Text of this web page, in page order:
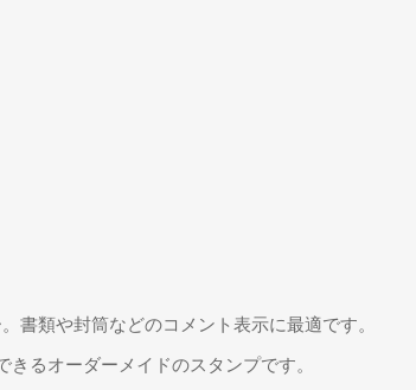
書類や封筒などのコメント表示に最適です。
きるオーダーメイドのスタンプです。